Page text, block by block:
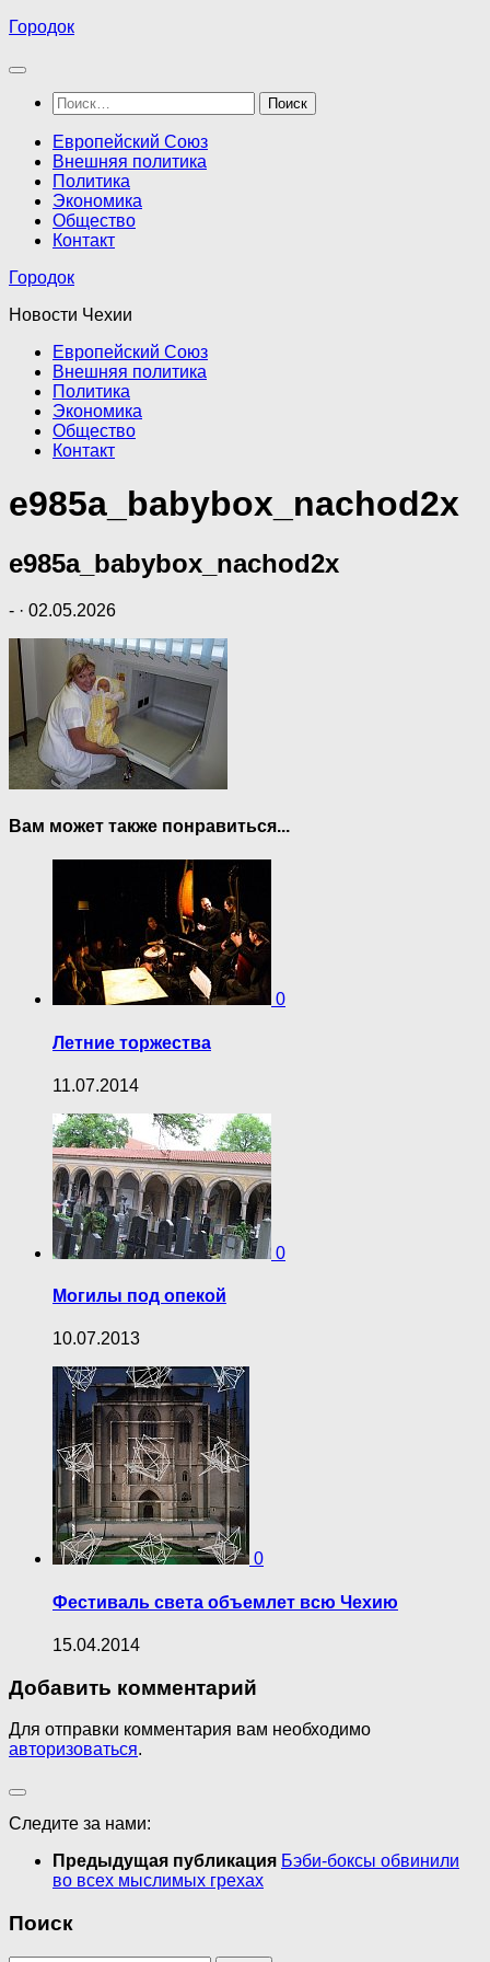
Перейти
содержимому
Городок
Найти:
Европейский Союз
Внешняя политика
Политика
Экономика
Общество
Контакт
Городок
Новости Чехии
Европейский Союз
Внешняя политика
Политика
Экономика
Общество
Контакт
e985a_babybox_nachod2x
e985a_babybox_nachod2x
- · 02.05.2026
Вам может также понравиться...
0
Летние торжества
11.07.2014
0
Могилы под опекой
10.07.2013
0
Фестиваль света объемлет всю Чехию
15.04.2014
Добавить комментарий
Для отправки комментария вам необходимо
авторизоваться.
Следите за нами:
Предыдущая публикация Бэби-боксы обвинили
во всех мыслимых грехах
Поиск